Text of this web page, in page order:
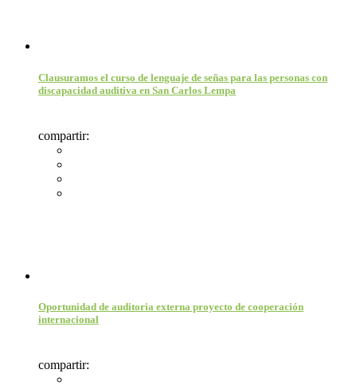
Clausuramos el curso de lenguaje de señas para las personas con
discapacidad auditiva en San Carlos Lempa
compartir:
Oportunidad de auditoria externa proyecto de cooperación
internacional
compartir: